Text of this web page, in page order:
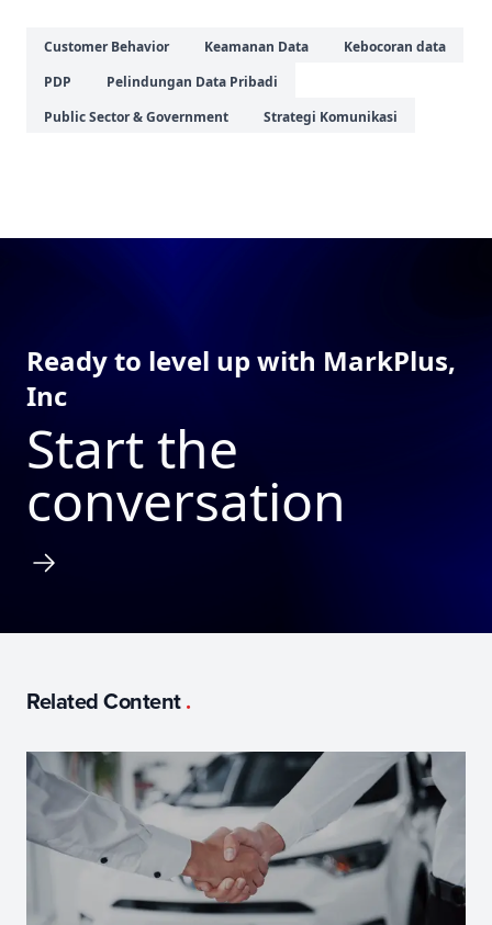
Customer Behavior Keamanan Data
Kebocoran data
PDP
Pelindungan Data Pribadi
Public Sector & Government
Strategi Komunikasi
Ready to level up with MarkPlus,
Inc
Start the
conversation
Related Content.